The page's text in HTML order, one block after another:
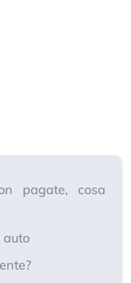
pagate, cosa
auto